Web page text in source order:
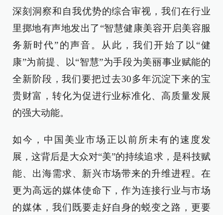
深刻洞察和自我优势的综合审视，我们在行业
里掷地有声地发出了“智慧健康美容开启美容服
务新时代”的声音。从此，我们开始了以“健
康”为前提、以“智慧”为手段为美丽事业赋能的
全新阶段，我们要把过去30多年沉淀下来的宝
贵财富，转化为促进行业标准化、高质量发展
的强大动能。
如今，中国美业市场正以前所未有的速度发
展，这背后是大众对“美”的持续追求，是科技赋
能、出海需求、新兴市场带来的升维进程。在
更为高远的媒体使命下，作为连接行业与市场
的媒体，我们既要走好自身的蜕变之路，更要